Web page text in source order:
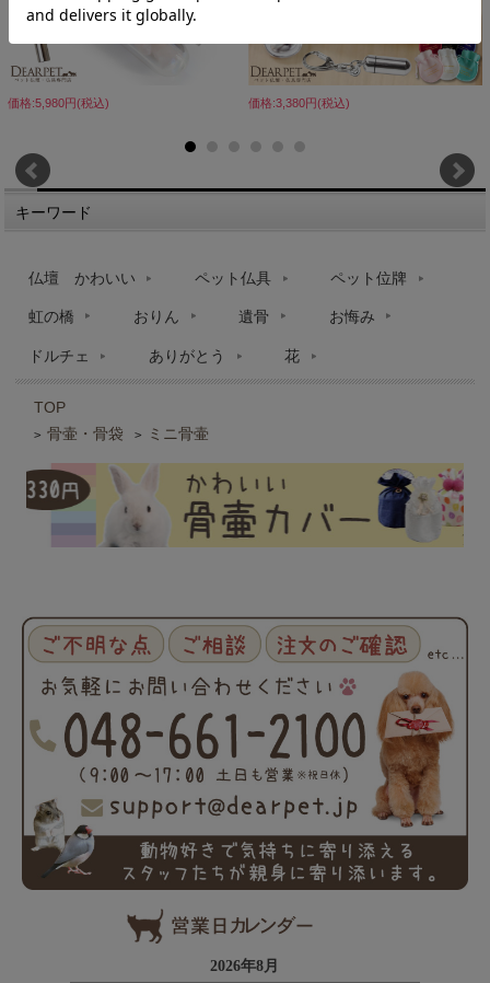
価格:5,980円(税込) 価格:3,380円(税込)
キーワード
仏壇 かわいい ペット仏具 ペット位牌
虹の橋 おりん 遺骨 お悔み
ドルチェ ありがとう 花
TOP
> 骨壷・骨袋 > ミニ骨壷